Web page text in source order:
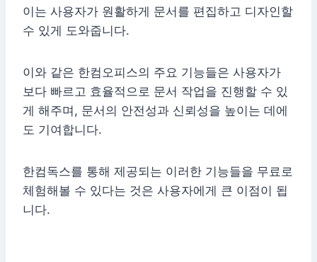
이는 사용자가 원활하게 문서를 편집하고 디자인할
수 있게 도와줍니다.
이와 같은 한컴오피스의 주요 기능들은 사용자가
보다 빠르고 효율적으로 문서 작업을 진행할 수 있
게 해주며, 문서의 안전성과 신뢰성을 높이는 데에
도 기여합니다.
한컴독스를 통해 제공되는 이러한 기능들을 무료로
체험해볼 수 있다는 것은 사용자에게 큰 이점이 됩
니다.